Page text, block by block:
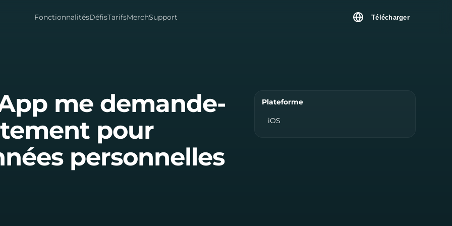
FonctionnalitésDéfisTarifsMerchSupport Télécharger
me demande-
pour
personnelles
Plateforme
iOS